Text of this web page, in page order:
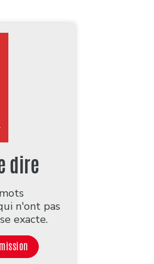
dire
n'ont pas
exacte.